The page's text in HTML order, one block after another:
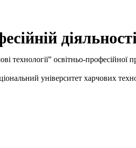
діяльності
технології” освітньо-
університет харчових